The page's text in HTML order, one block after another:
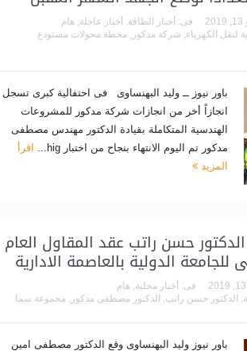
فى: أخبار الطاقة أخبار عاجلة هام
لنقل الكهرباء شركة مدكور
محطة محولات مستودع
باور نيوز ــ وليد البهنساوى فى احتفالية كبرى تسجل
انجازاً أخر من انجازات شركة مدكور للمشروعات
الهندسية المتكاملة بقيادة الدكتور مهندس مصطفى
مدكور تم اليوم الانتهاء بنجاح من اختبار hig...
اقرأ
المزيد
حسن راتب عقد المقاول العام
للجامعة الدولية بالعاصمة الادارية
فى: أخبار محلية هام
الدكتور حسن راتب الدكتور مصطفى مدكور
مجموعة سما
باور نيوز وليد البهنساوى وقع الدكتور مصطفى امين